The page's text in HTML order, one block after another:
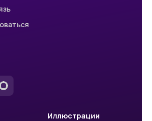
Иллюстрации